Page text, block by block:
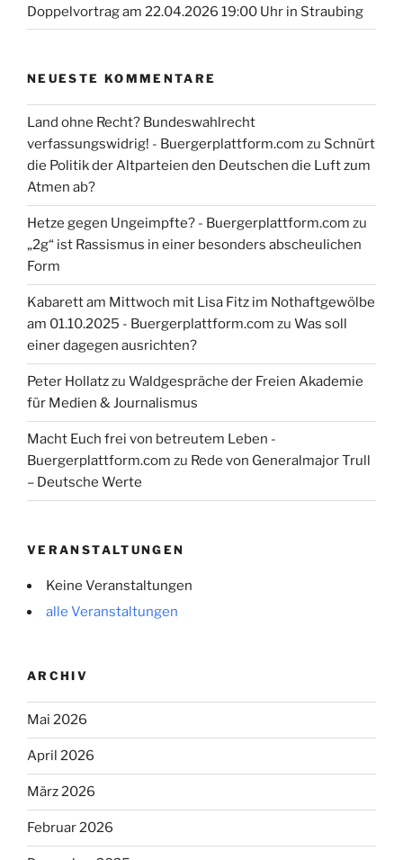
Doppelvortrag am 22.04.2026 19:00 Uhr in Straubing
NEUESTE KOMMENTARE
Land ohne Recht? Bundeswahlrecht
verfassungswidrig! - Buergerplattform.com zu Schnürt
die Politik der Altparteien den Deutschen die Luft zum
Atmen ab?
Hetze gegen Ungeimpfte? - Buergerplattform.com zu
„2g“ ist Rassismus in einer besonders abscheulichen
Form
Kabarett am Mittwoch mit Lisa Fitz im Nothaftgewölbe
am 01.10.2025 - Buergerplattform.com zu Was soll
einer dagegen ausrichten?
Peter Hollatzzu Waldgespräche der Freien Akademie
für Medien & Journalismus
Macht Euch frei von betreutem Leben -
Buergerplattform.com zu Rede von Generalmajor Trull
– Deutsche Werte
VERANSTALTUNGEN
Keine Veranstaltungen
alle Veranstaltungen
ARCHIV
Mai 2026
April 2026
März 2026
Februar 2026